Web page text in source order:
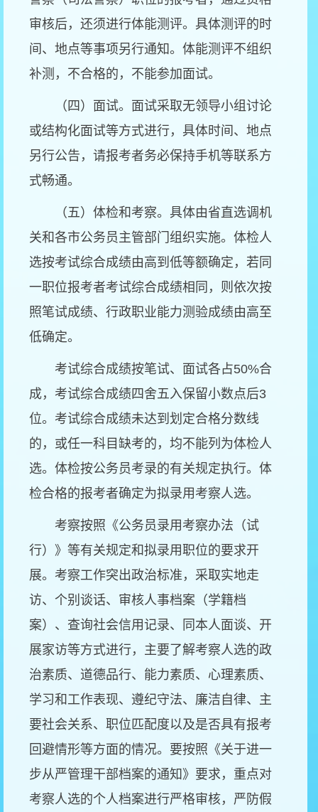
审核后，还须进行体能测评。具体测评的时
间、地点等事项另行通知。体能测评不组织
补测，不合格的，不能参加面试。
（四）面试。面试采取无领导小组讨论
或结构化面试等方式进行，具体时间、地点
另行公告，请报考者务必保持手机等联系方
式畅通。
（五）体检和考察。具体由省直选调机
关和各市公务员主管部门组织实施。体检人
选按考试综合成绩由高到低等额确定，若同
一职位报考者考试综合成绩相同，则依次按
照笔试成绩、行政职业能力测验成绩由高至
低确定。
考试综合成绩按笔试、面试各占50%合
成，考试综合成绩四舍五入保留小数点后3
位。考试综合成绩未达到划定合格分数线
的，或任一科目缺考的，均不能列为体检人
选。体检按公务员考录的有关规定执行。体
检合格的报考者确定为拟录用考察人选。
考察按照《公务员录用考察办法（试
行）》等有关规定和拟录用职位的要求开
展。考察工作突出政治标准，采取实地走
访、个别谈话、审核人事档案（学籍档
案）、查询社会信用记录、同本人面谈、开
展家访等方式进行，主要了解考察人选的政
治素质、道德品行、能力素质、心理素质、
学习和工作表现、遵纪守法、廉洁自律、主
要社会关系、职位匹配度以及是否具有报考
回避情形等方面的情况。要按照《关于进一
步从严管理干部档案的通知》要求，重点对
考察人选的个人档案进行严格审核，严防假